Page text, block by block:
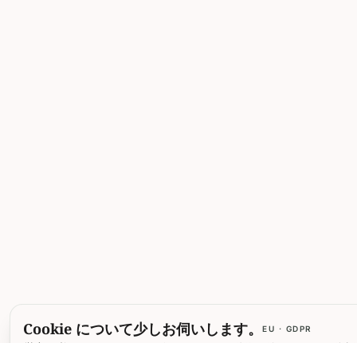
Cookie について少しお伺いします。 EU · GDPR